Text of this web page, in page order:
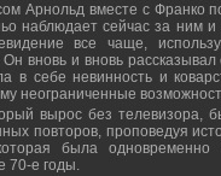
Арнольд вместе с Франко
наблюдает сейчас за ним и
все чаще,
вновь и вновь
в себе невинность и
неограниченные
вырос без телевизора,
повторов, проповедуя
была
70-е годы.